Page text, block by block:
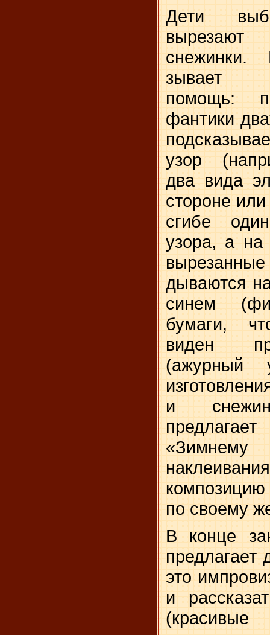
Дети
снежинки.
зывает
помощь:
фантики
узор
два вида
стороне
сги­бе
узора, а на
дываются
синем
бумаги,
виден
(ажурный
и
по своему
В конце
предлага­ет
это
и